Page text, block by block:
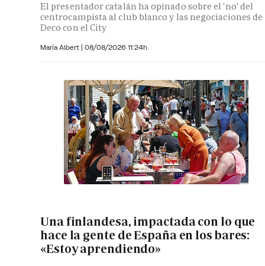
El presentador catalán ha opinado sobre el 'no' del
centrocampista al club blanco y las negociaciones de
Deco con el City
María Albert | 08/08/2026 11:24h.
Una finlandesa, impactada con lo que
hace la gente de España en los bares:
«Estoy aprendiendo»